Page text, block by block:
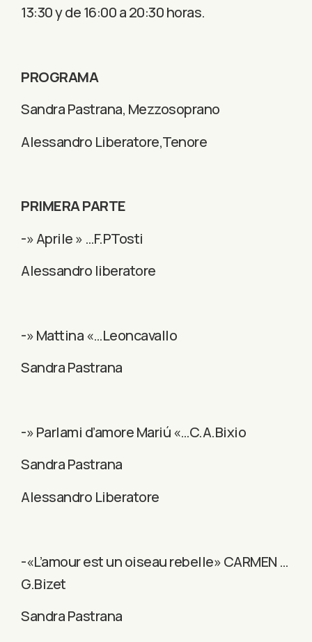
13:30 y de 16:00 a 20:30 horas.
PROGRAMA
Sandra Pastrana, Mezzosoprano
Alessandro Liberatore,Tenore
PRIMERA PARTE
-» Aprile » …F.PTosti
Alessandro liberatore
-» Mattina «…Leoncavallo
Sandra Pastrana
-» Parlami d’amore Mariú «…C.A.Bixio
Sandra Pastrana
Alessandro Liberatore
-«L’amour est un oiseau rebelle» CARMEN …
G.Bizet
Sandra Pastrana